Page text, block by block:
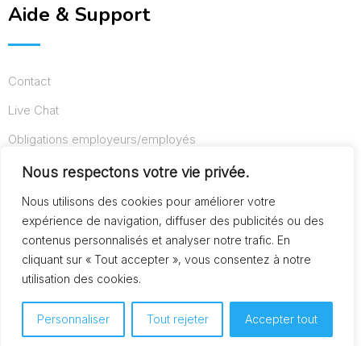
Nous respectons votre vie privée.
Nous utilisons des cookies pour améliorer votre
expérience de navigation, diffuser des publicités ou des
contenus personnalisés et analyser notre trafic. En
cliquant sur « Tout accepter », vous consentez à notre
utilisation des cookies.
Personnaliser Tout rejeter Accepter tout
Aide & Support
Contact
Live Chat
Obligations employeurs/employés
Conditions d’utilisation
Mentions légales
© Copyright AideAuxSeniors.fr 2024. Designed and
Developed by